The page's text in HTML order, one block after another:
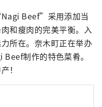
Beef”采用添加当
和瘦肉的完美平衡。入
所在。奈木町正在举办
制作的特色菜肴。
！